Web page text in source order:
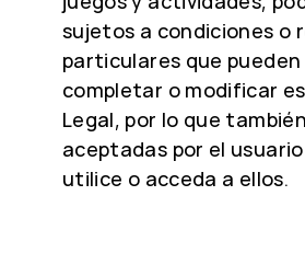
sujetos a condiciones o
particulares que
completar o modificar
Legal, por lo que
aceptadas por el
utilice o acceda a ellos.